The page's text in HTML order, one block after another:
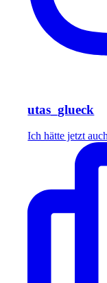
utas_glueck
Ich hätte jetzt